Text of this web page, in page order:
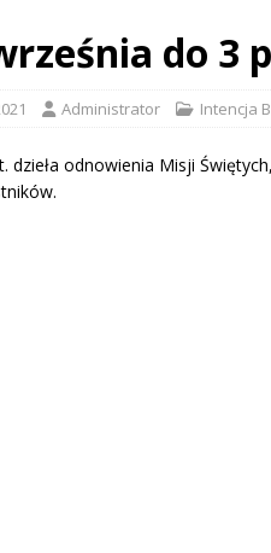
do 3
Administrator Intencja
dzieła odnowienia Misji